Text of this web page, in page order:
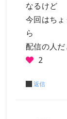
なるけど
今回はち
ら
配信の人
2
返信